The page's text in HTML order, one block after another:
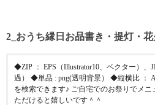
2_おうち縁日お品書き・提灯・花
◆ZIP ： EPS（Illustrator10、ベクター）、
過） ◆単品 : png(透明背景） ◆縦横比 ：
を検索できます♪ ご自宅でのお祭りでメ
ただけると嬉しいです＾＾